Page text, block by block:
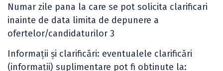
Numar zile pana la care se pot solicita clarificari
inainte de data limita de depunere a
ofertelor/candidaturilor 3
Informaţii şi clarificări: eventualele clarificări
(informaţii) suplimentare pot fi obtinute la: